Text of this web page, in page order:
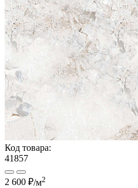
Код товара:
41857
2 600 ₽/м2